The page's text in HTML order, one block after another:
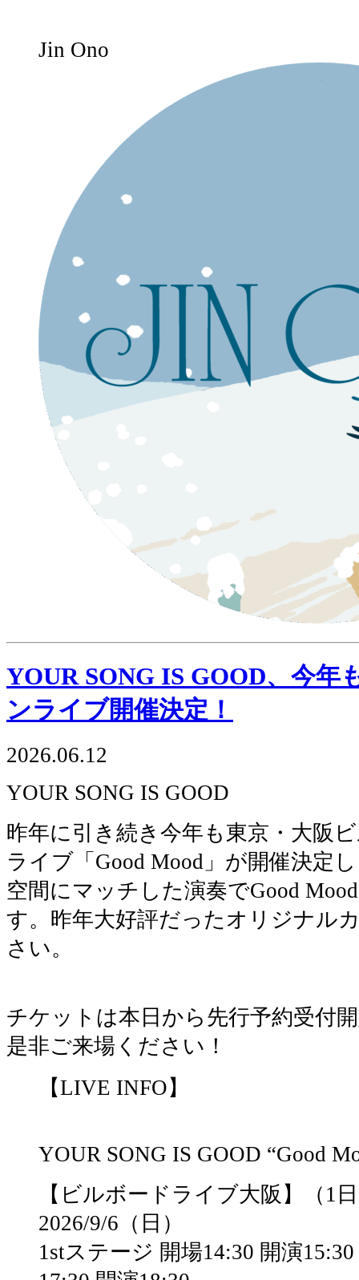
Jin Ono
YOUR SONG IS GOOD、今年
ンライブ開催決定！
2026.06.12
YOUR SONG IS GOOD
昨年に引き続き今年も東京・大阪
ライブ「Good Mood」が開催決定
空間にマッチした演奏でGood
す。昨年大好評だったオリジナル
さい。
チケットは本日から先行予約受付
是非ご来場ください！
【LIVE INFO】
YOUR SONG IS GOOD “Good
【ビルボードライブ大阪】（1
2026/9/6（日）
1stステージ 開場14:30 開演